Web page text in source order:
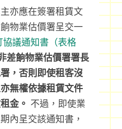
亦應在簽署租賃文
物業估價署呈交一
協議通知書（表格
差餉物業估價署署長
，否則即使租客沒
無權依據租賃文件
金。 不過，即使業
內呈交該通知書，